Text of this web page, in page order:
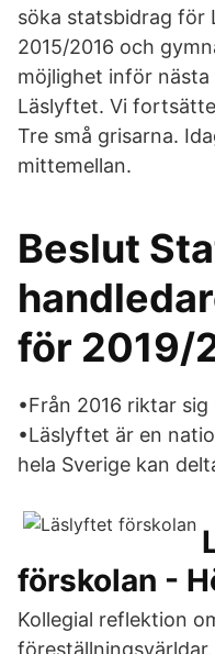
söka statsbidrag för
2015/2016 och
möjlighet inför nästa
Läslyftet. Vi
Tre små grisarna.
mittemellan.
Beslut
för 2019/
•Från 2016 riktar
•Läslyftet är en
hela Sverige kan
förskolan -
Kollegial reflektion